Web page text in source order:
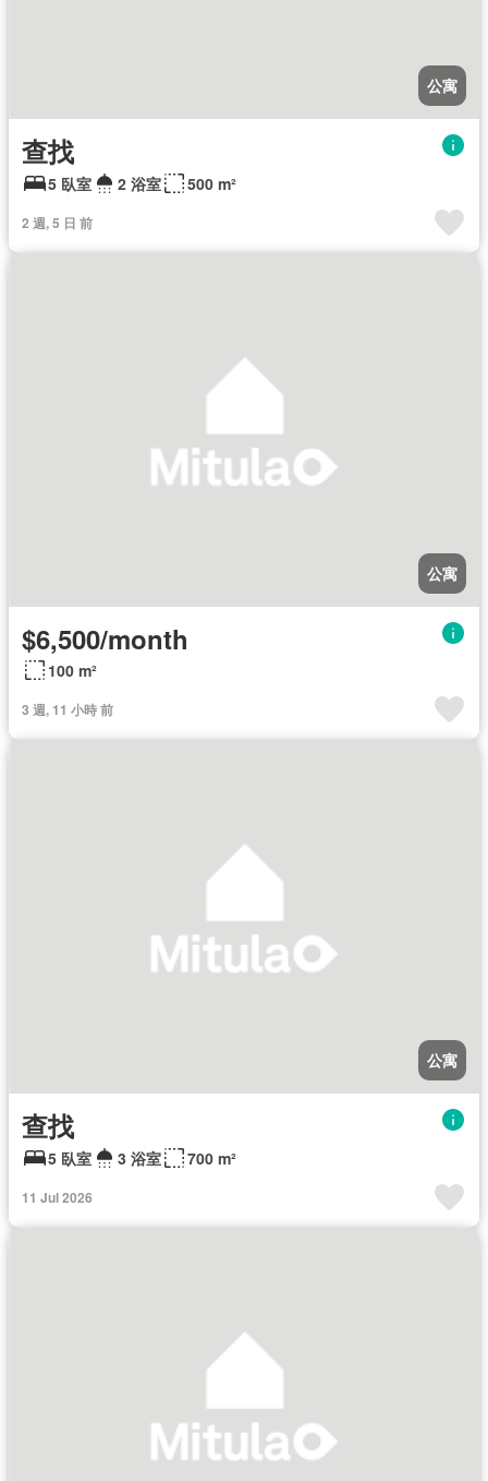
公寓
查找
5 臥室 2 浴室 500 m²
2 週, 5 日 前
公寓
$6,500/month
100 m²
3 週, 11 小時 前
公寓
查找
5 臥室 3 浴室 700 m²
11 Jul 2026